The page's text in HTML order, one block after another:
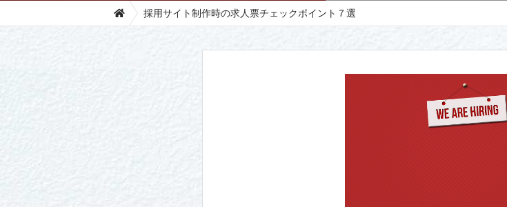
採用サイト制作時の求人票チェックポイント７選